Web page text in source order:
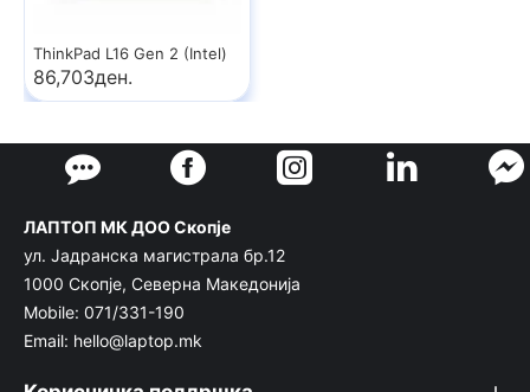
ThinkPad L16 Gen 2 (Intel)
86,703ден.
ЛАПТОП МК ДОО Скопје
ул. Јадранска магистрала бр.12
1000 Скопје, Северна Македонија
Mobile: 071/331-190
Email: hello@laptop.mk